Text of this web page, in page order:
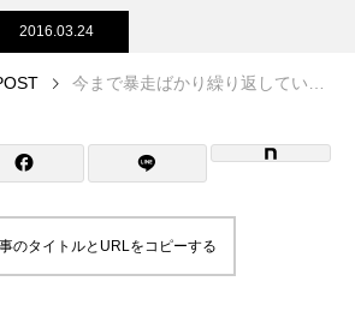
Ski Area
ーク
2016.03.24
今まで暴走ばかり繰り返していたのが嘘のようにゆっくりながらも連続で滑ることが出来て、自分でも正直こんなに簡単に出来ていいの？と驚きました！
のタイトルとURLをコピーする